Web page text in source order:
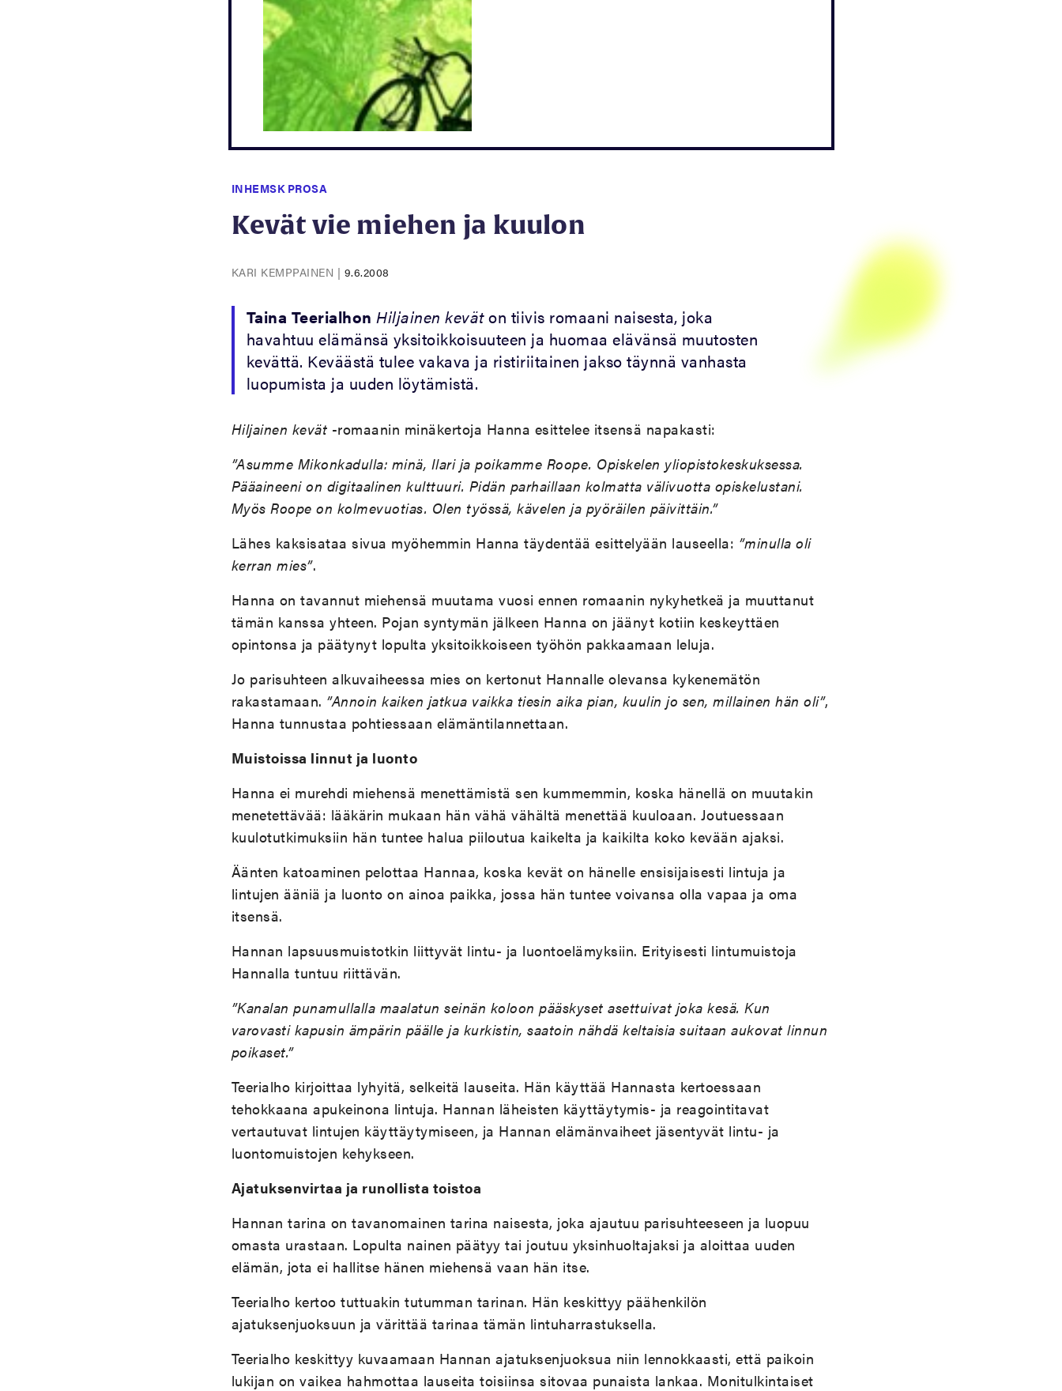
INHEMSK PROSA
Kevät vie miehen ja kuulon
KARI KEMPPAINEN | 9.6.2008
Taina Teerialhon Hiljainen keväton tiivis romaani naisesta, joka
havahtuu elämänsä yksitoikkoisuuteen ja huomaa elävänsä muutosten
kevättä. Keväästä tulee vakava ja ristiriitainen jakso täynnä vanhasta
luopumista ja uuden löytämistä.
Hiljainen kevät -romaanin minäkertoja Hanna esittelee itsensä napakasti:
”Asumme Mikonkadulla: minä, Ilari ja poikamme Roope. Opiskelen yliopistokeskuksessa.
Pääaineeni on digitaalinen kulttuuri. Pidän parhaillaan kolmatta välivuotta opiskelustani.
Myös Roope on kolmevuotias. Olen työssä, kävelen ja pyöräilen päivittäin.”
Lähes kaksisataa sivua myöhemmin Hanna täydentää esittelyään lauseella: ”minulla oli
kerran mies”.
Hanna on tavannut miehensä muutama vuosi ennen romaanin nykyhetkeä ja muuttanut
tämän kanssa yhteen. Pojan syntymän jälkeen Hanna on jäänyt kotiin keskeyttäen
opintonsa ja päätynyt lopulta yksitoikkoiseen työhön pakkaamaan leluja.
Jo parisuhteen alkuvaiheessa mies on kertonut Hannalle olevansa kykenemätön
rakastamaan. ”Annoin kaiken jatkua vaikka tiesin aika pian, kuulin jo sen, millainen hän oli”,
Hanna tunnustaa pohtiessaan elämäntilannettaan.
Muistoissa linnut ja luonto
Hanna ei murehdi miehensä menettämistä sen kummemmin, koska hänellä on muutakin
menetettävää: lääkärin mukaan hän vähä vähältä menettää kuuloaan. Joutuessaan
kuulotutkimuksiin hän tuntee halua piiloutua kaikelta ja kaikilta koko kevään ajaksi.
Äänten katoaminen pelottaa Hannaa, koska kevät on hänelle ensisijaisesti lintuja ja
lintujen ääniä ja luonto on ainoa paikka, jossa hän tuntee voivansa olla vapaa ja oma
itsensä.
Hannan lapsuusmuistotkin liittyvät lintu- ja luontoelämyksiin. Erityisesti lintumuistoja
Hannalla tuntuu riittävän.
”Kanalan punamullalla maalatun seinän koloon pääskyset asettuivat joka kesä. Kun
varovasti kapusin ämpärin päälle ja kurkistin, saatoin nähdä keltaisia suitaan aukovat linnun
poikaset.”
Teerialho kirjoittaa lyhyitä, selkeitä lauseita. Hän käyttää Hannasta kertoessaan
tehokkaana apukeinona lintuja. Hannan läheisten käyttäytymis- ja reagointitavat
vertautuvat lintujen käyttäytymiseen, ja Hannan elämänvaiheet jäsentyvät lintu- ja
luontomuistojen kehykseen.
Ajatuksenvirtaa ja runollista toistoa
Hannan tarina on tavanomainen tarina naisesta, joka ajautuu parisuhteeseen ja luopuu
omasta urastaan. Lopulta nainen päätyy tai joutuu yksinhuoltajaksi ja aloittaa uuden
elämän, jota ei hallitse hänen miehensä vaan hän itse.
Teerialho kertoo tuttuakin tutumman tarinan. Hän keskittyy päähenkilön
ajatuksenjuoksuun ja värittää tarinaa tämän lintuharrastuksella.
Teerialho keskittyy kuvaamaan Hannan ajatuksenjuoksua niin lennokkaasti, että paikoin
lukijan on vaikea hahmottaa lauseita toisiinsa sitovaa punaista lankaa. Monitulkintaiset